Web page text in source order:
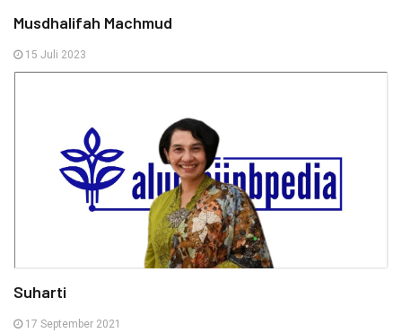
Musdhalifah Machmud
15 Juli 2023
Suharti
17 September 2021